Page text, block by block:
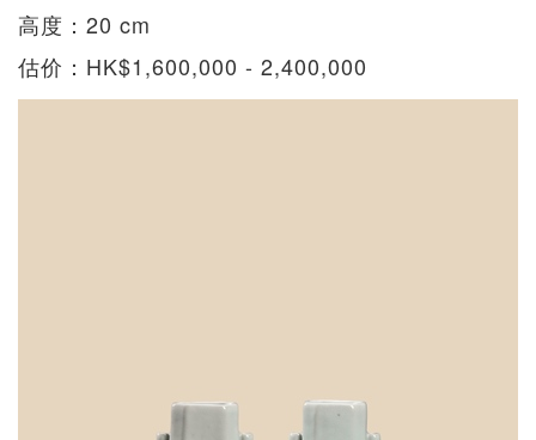
高度：20 cm
估价：HK$1,600,000 - 2,400,000